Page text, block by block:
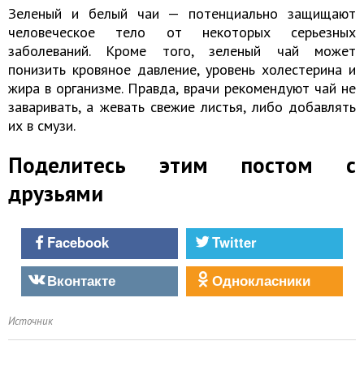
Зеленый и белый чаи — потенциально защищают
человеческое тело от некоторых серьезных
заболеваний. Кроме того, зеленый чай может
понизить кровяное давление, уровень холестерина и
жира в организме. Правда, врачи рекомендуют чай не
заваривать, а жевать свежие листья, либо добавлять
их в смузи.
Поделитесь этим постом с
друзьями
Facebook
Twitter
Вконтакте
Однокласники
Источник